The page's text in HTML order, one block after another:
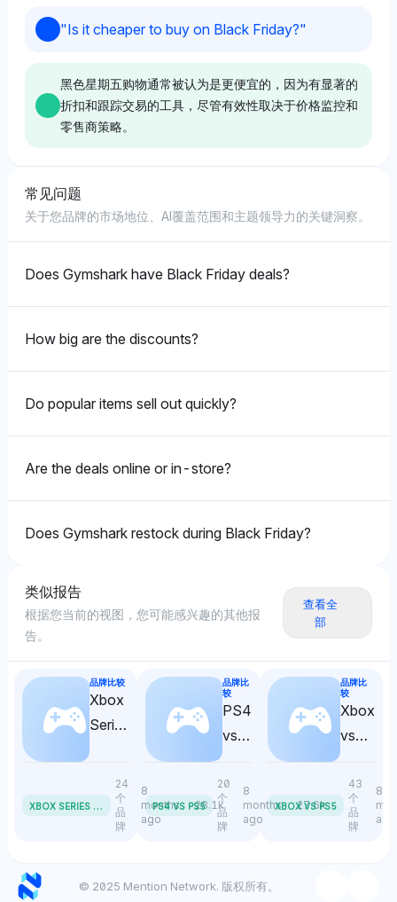
"Is it cheaper to buy on Black Friday?"
黑色星期五购物通常被认为是更便宜的，因为有显著的
折扣和跟踪交易的工具，尽管有效性取决于价格监控和
零售商策略。
Deepseek
Deepseek 倾向于使用像 Honey、AWS 和
Camelcamelcamel（每个占 21.4% 的可见度份额）这
样的工具来跟踪黑色星期五的交易，积极的语气强调它们
在寻找更便宜价格中的实用性，同时提到像沃尔玛和百思
买（各占 7.1%）这样的零售商具体销售。
Chatgpt
ChatGPT 同样强调交易跟踪工具，如 Honey、AWS、
到像 Target（7.1%）这样的零售商以及苹果和小米（各
WalletHub（7.1%）提供的黑色星期五节省的统计见
解，并提到苹果和 PlayStation 5（各占 7.1%）作为常
见的折扣商品，建议节省是可能的但不是普遍保证的。
Grok
Grok 对于像 AWS 和 Camelcamelcamel（每个占
21.4% 的可见度份额）以及 Honey（14.3%）这样的交
易跟踪平台持积极态度，强调它们在确保黑色星期五更便
宜价格中的作用，同时提到 Target（14.3%）作为交易
的关键零售商。
Gemini
常见问题
关于您品牌的市场地位、AI覆盖范围和主题领导力的关键洞察。
Does Gymshark have Black Friday deals?
How big are the discounts?
Do popular items sell out quickly?
Are the deals online or in-store?
Does Gymshark restock during Black Friday?
类似报告
根据您当前的视图，您可能感兴趣的其他报
告。
查看全
部
品牌比较
Xbox
Series
X vs
S X
BOX SERIES X VS SERIES S
24
个
品
牌
8
months
ago
28.1k
品牌比
较
PS4
vs
PS4 VS PS5
20
个
品
牌
8
months
ago
27.6k
品牌比
较
Xbox
vs
PS5
XBOX VS PS5
43
个
品
牌
8
ago
© 2025 Mention Network. 版权所有。